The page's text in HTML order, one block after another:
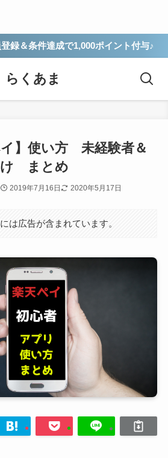
録＆条件達成で1,000ポイント付与♪
らくあま
イ】使い方 未経験者＆
け まとめ
2019年7月16日 2020年5月17日
は広告が含まれています。